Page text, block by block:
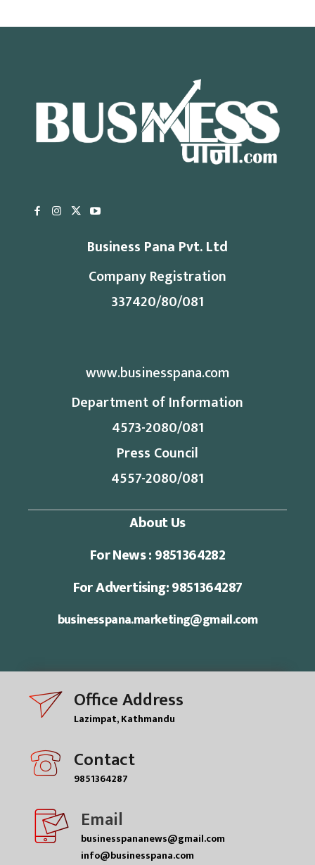
Business Pana Pvt. Ltd
Company Registration
337420/80/081
www.businesspana.com
Department of Information
4573-2080/081
Press Council
4557-2080/081
About Us
For News : 9851364282
For Advertising: 9851364287
businesspana.marketing@gmail.com
Office Address
Lazimpat, Kathmandu
Contact
9851364287
Email
businesspananews@gmail.com
info@businesspana.com